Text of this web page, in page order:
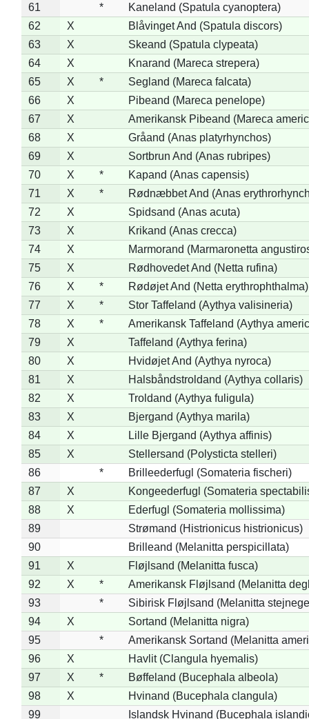
61
*
Kaneland (Spatula cyanoptera)
62
X
Blåvinget And (Spatula discors)
63
X
Skeand (Spatula clypeata)
64
X
Knarand (Mareca strepera)
65
X *
Segland (Mareca falcata)
66
X
Pibeand (Mareca penelope)
67
X
Amerikansk Pibeand (Mareca
68
X
Gråand (Anas platyrhynchos)
69
X
Sortbrun And (Anas rubripes)
70
X *
Kapand (Anas capensis)
71
X *
Rødnæbbet And (Anas
72
X
Spidsand (Anas acuta)
73
X
Krikand (Anas crecca)
74
X
Marmorand (Marmaronetta
75
X
Rødhovedet And (Netta rufina)
76
X *
Rødøjet And (Netta erythrophthalma)
77
X *
Stor Taffeland (Aythya valisineria)
78
X *
Amerikansk Taffeland (Aythya
79
X
Taffeland (Aythya ferina)
80
X
Hvidøjet And (Aythya nyroca)
81
X
Halsbåndstroldand (Aythya collaris)
82
X
Troldand (Aythya fuligula)
83
X
Bjergand (Aythya marila)
84
X
Lille Bjergand (Aythya affinis)
85
X
Stellersand (Polysticta stelleri)
86
*
Brilleederfugl (Somateria fischeri)
87
X
Kongeederfugl (Somateria
88
X
Ederfugl (Somateria mollissima)
89
Strømand (Histrionicus histrionicus)
90
Brilleand (Melanitta perspicillata)
91
X
Fløjlsand (Melanitta fusca)
92
X *
Amerikansk Fløjlsand (Melanitta
93
*
Sibirisk Fløjlsand (Melanitta
94
X
Sortand (Melanitta nigra)
95
*
Amerikansk Sortand (Melanitta
96
X
Havlit (Clangula hyemalis)
97
X *
Bøffeland (Bucephala albeola)
98
X
Hvinand (Bucephala clangula)
99
Islandsk Hvinand (Bucephala